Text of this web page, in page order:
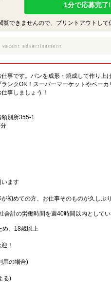
1分で応募完了
できませんので、プリントアウトして
事です。パンを成形・焼成して作り
ンクOK！スーパーマーケットやベー
事しましょう！
別所355-1
います
初めての方、お仕事そのものが久しぶ
合計の労働時間を週40時間以内として
め、18歳以上
！
用の場合)
る)